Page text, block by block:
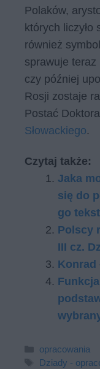
Polaków,
których
również
sprawuje teraz
czy później
Rosji zostaje
Postać
Słowackiego.
Czytaj także:
Jaka
się do
go
Polscy
III cz.
Konrad
Kategorie
opracowania
Tagi
Dziady -